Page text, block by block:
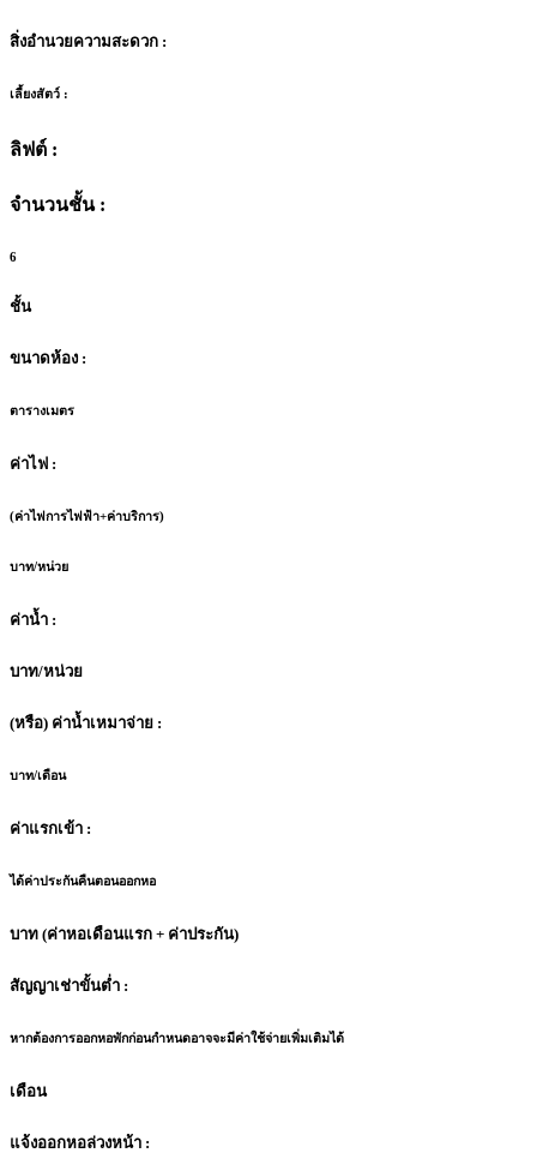
สิ่งอำนวยความสะดวก :
เลี้ยงสัตว์ :
ลิฟต์ :
จำนวนชั้น :
6
ชั้น
ขนาดห้อง :
ตารางเมตร
ค่าไฟ :
(ค่าไฟการไฟฟ้า+ค่าบริการ)
บาท/หน่วย
ค่าน้ำ :
บาท/หน่วย
(หรือ) ค่าน้ำเหมาจ่าย :
บาท/เดือน
ค่าแรกเข้า :
ได้ค่าประกันคืนตอนออกหอ
บาท (ค่าหอเดือนแรก + ค่าประกัน)
สัญญาเช่าขั้นต่ำ :
หากต้องการออกหอพักก่อนกำหนดอาจจะมีค่าใช้จ่ายเพิ่มเติมได้
เดือน
แจ้งออกหอล่วงหน้า :